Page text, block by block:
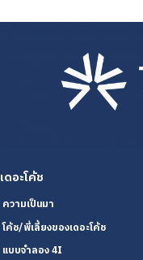
เดอะโค้ช
ความเป็นมา
โค้ช/พี่เลี้ยงของเดอะโค้ช
แบบจำลอง 4I